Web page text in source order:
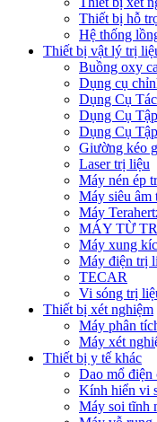
Thiết bị hỗ
Hệ thống
Thiết bị vật lý trị
Buồng oxy
Dụng cụ
Dụng Cụ
Dụng Cụ
Dụng Cụ
Giường kéo
Laser trị liệu
Máy nén ép
Máy siêu âm
Máy
MÁY TỪ
Máy xung
Máy điện trị
TECAR
Vi sóng trị
Thiết bị xét nghiệm
Máy phân
Máy xét
Thiết bị y tế khác
Dao mổ điện
Kính hiển vi
Máy soi tĩnh